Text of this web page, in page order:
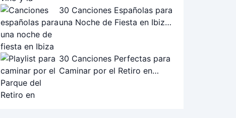
30 Canciones Españolas para
una Noche de Fiesta en Ibiza:
30 Canciones Perfectas para
Caminar por el Retiro en